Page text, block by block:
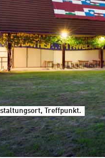
Treffpunkt.